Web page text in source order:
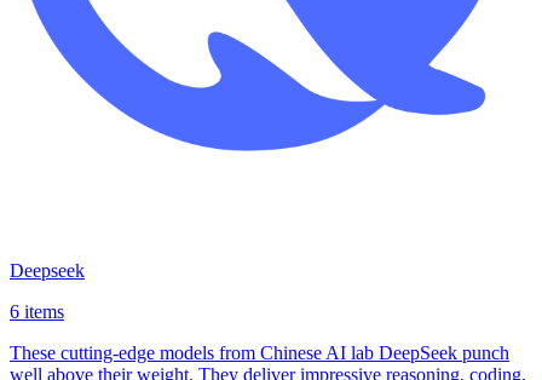
Deepseek
6 items
These cutting-edge models from Chinese AI lab DeepSeek punch
well above their weight. They deliver impressive reasoning, coding,